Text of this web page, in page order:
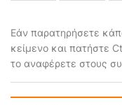
Εάν παρατηρήσετε
κείμενο και πατήστε
το αναφέρετε στους